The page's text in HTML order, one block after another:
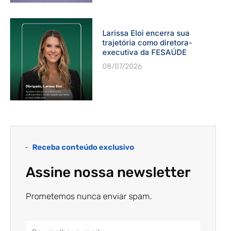
Larissa Eloi encerra sua
trajetória como diretora-
executiva da FESAÚDE
08/07/2026
Receba conteúdo exclusivo
Assine nossa newsletter
Prometemos nunca enviar spam.